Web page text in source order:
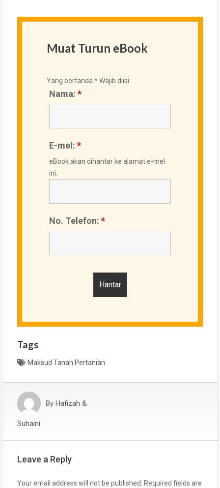
Muat Turun eBook
Yang bertanda * Wajib diisi
Nama: *
E-mel: *
eBook akan dihantar ke alamat e-mel
ini.
No. Telefon: *
Tags
Maksud Tanah Pertanian
By Hafizah &
Suhaini
Leave a Reply
Your email address will not be published. Required fields are